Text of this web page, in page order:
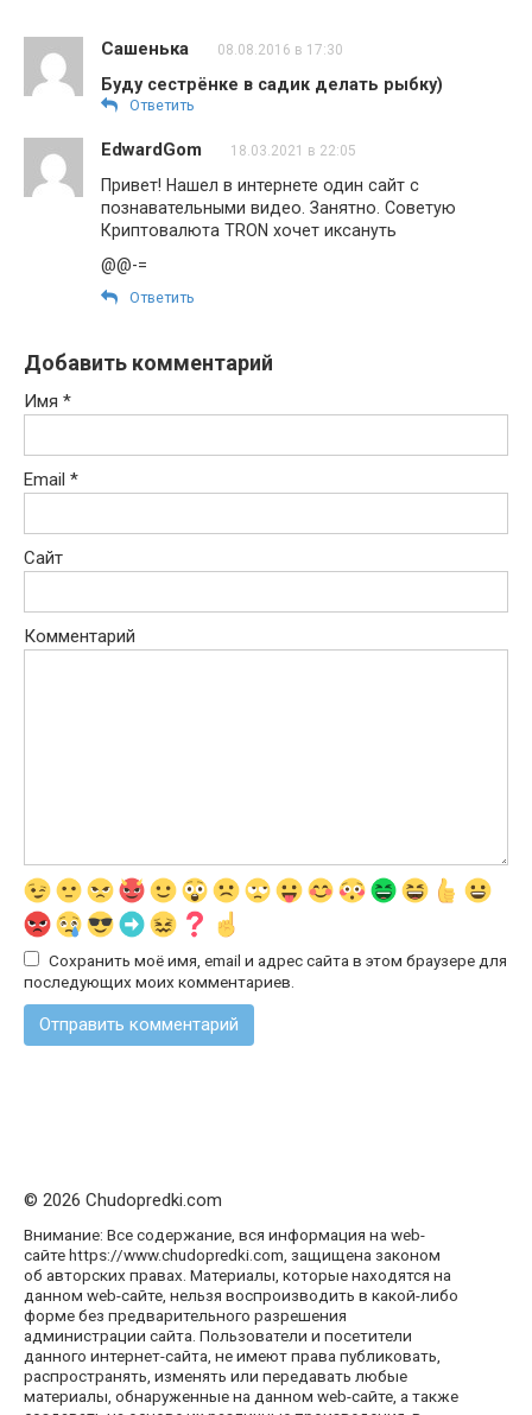
Сашенька 08.08.2016 в 17:30
Буду сестрёнке в садик делать рыбку)
Ответить
EdwardGom 18.03.2021 в 22:05
Привет! Нашел в интернете один сайт с
познавательными видео. Занятно. Советую
Криптовалюта TRON хочет иксануть
@@-=
Ответить
Добавить комментарий
Имя *
Email *
Сайт
Комментарий
Сохранить моё имя, email и адрес сайта в этом браузере для
последующих моих комментариев.
© 2026 Chudopredki.com
Внимание: Все содержание, вся информация на web-
сайте https://www.chudopredki.com, защищена законом
об авторских правах. Материалы, которые находятся на
данном web-сайте, нельзя воспроизводить в какой-либо
форме без предварительного разрешения
администрации сайта. Пользователи и посетители
данного интернет-сайта, не имеют права публиковать,
распространять, изменять или передавать любые
материалы, обнаруженные на данном web-сайте, а также